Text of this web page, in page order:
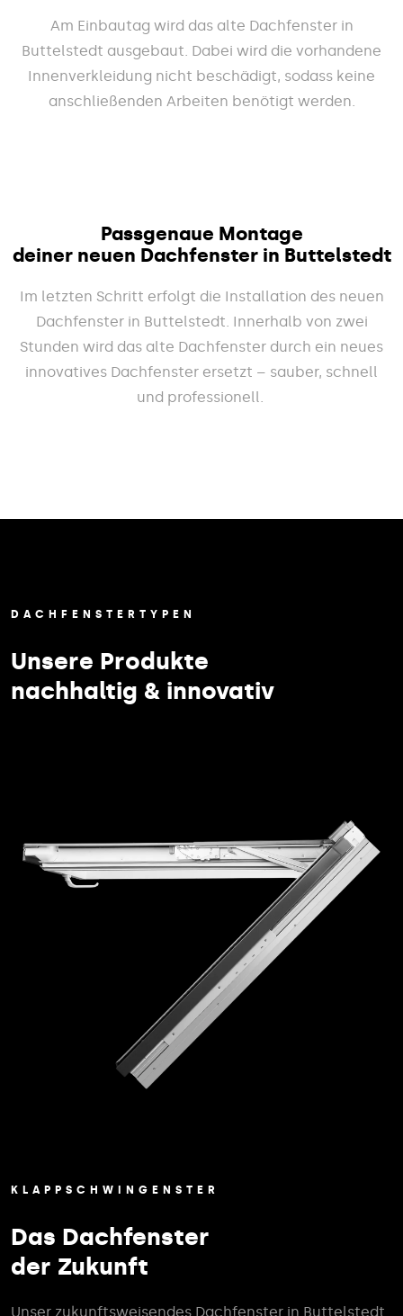
Am Einbautag wird das alte Dachfenster in
Buttelstedt ausgebaut. Dabei wird die vorhandene
Innenverkleidung nicht beschädigt, sodass keine
anschließenden Arbeiten benötigt werden.
Passgenaue Montage
deiner neuen Dachfenster in Buttelstedt
Im letzten Schritt erfolgt die Installation des neuen
Dachfenster in Buttelstedt. Innerhalb von zwei
Stunden wird das alte Dachfenster durch ein neues
innovatives Dachfenster ersetzt – sauber, schnell
und professionell.
DACHFENSTERTYPEN
Unsere Produkte
nachhaltig & innovativ
KLAPPSCHWINGENSTER
Das Dachfenster
der Zukunft
Unser zukunftsweisendes Dachfenster in Buttelstedt